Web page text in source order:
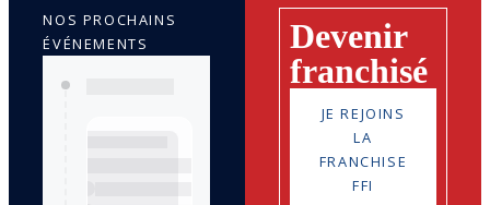
Devenir
franchisé
JE REJOINS
LA
FRANCHISE
FFI
NOS PROCHAINS
ÉVÉNEMENTS